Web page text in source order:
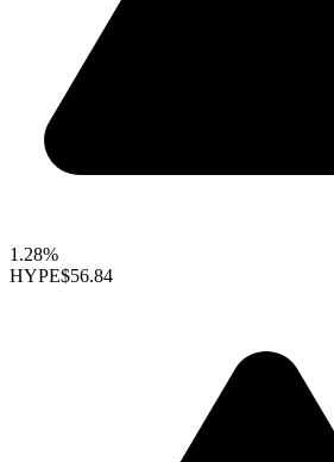
1.28%
HYPE$56.84